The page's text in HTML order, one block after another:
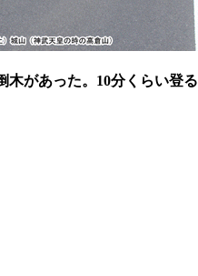
木があった。10分くらい登